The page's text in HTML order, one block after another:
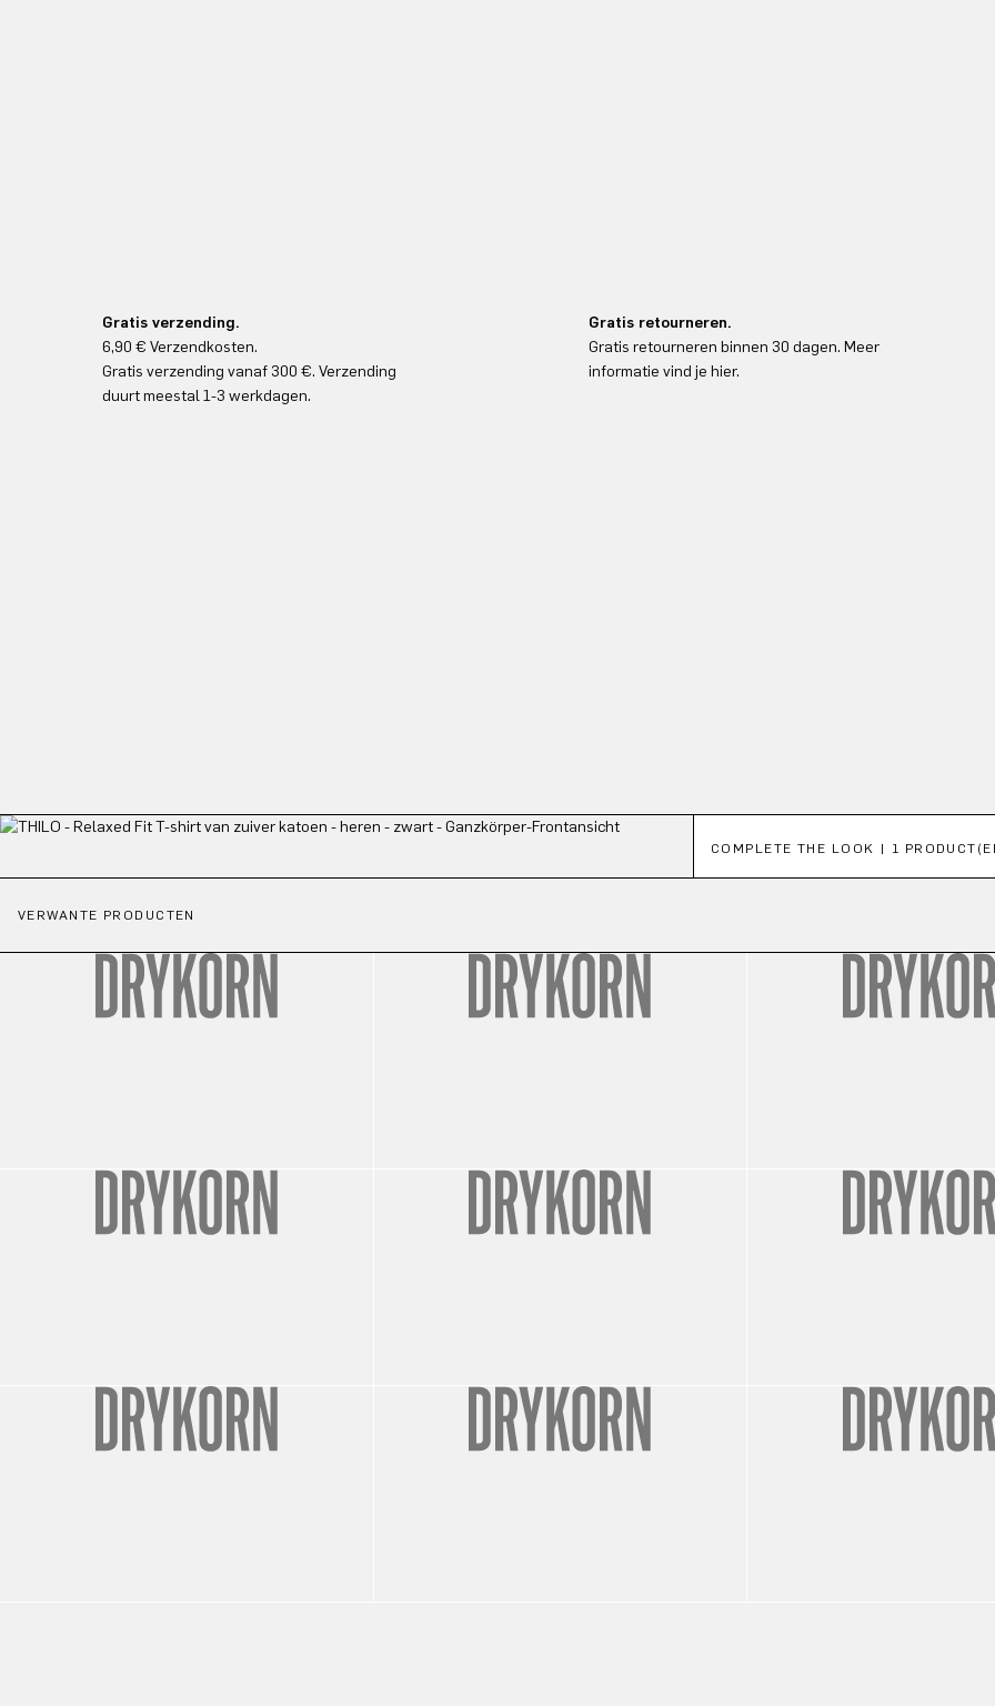
Gratis verzending.
6,90 € Verzendkosten.
Gratis verzending vanaf 300 €. Verzending
duurt meestal 1-3 werkdagen.
Gratis retourneren.
Gratis retourneren binnen 30 dagen. Meer
informatie vind je hier.
COMPLETE THE LOOK | 1
VERWANTE PRODUCTEN